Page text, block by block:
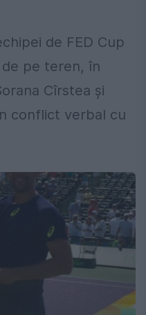
de FED Cup
de pe teren, în
Cîrstea și
conflict verbal cu